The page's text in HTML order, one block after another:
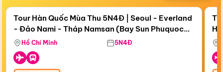
Còn18 ngày 11:27:24
Bay Sun Phuquoc Airways
Tour Hàn Quốc Mùa Thu 5N4Đ | Seoul - Everland
- Đảo Nami - Tháp Namsan (Bay Sun Phuquoc
Airways)
Hồ Chí Minh 5N4Đ